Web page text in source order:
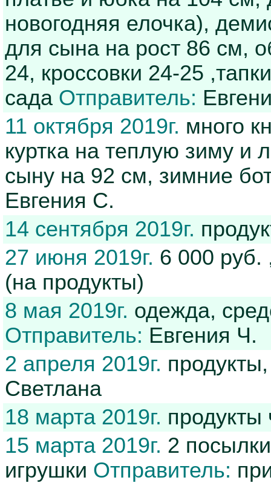
новогодняя елочка),
для сына на рост 86 см,
24, кроссовки 24-25
сада Отправитель:
11 октября 2019г. много
куртка на теплую зиму и
сыну на 92 см, зимние
Евгения С.
14 сентября 2019г.
27 июня 2019г. 6 000
(на продукты)
8 мая 2019г. одежда,
Отправитель: Евгения Ч.
2 апреля 2019г.
Светлана
18 марта 2019г.
15 марта 2019г. 2
игрушки Отправитель: